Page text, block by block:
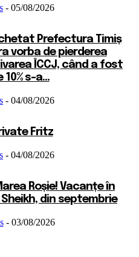
- 05/08/2026
Prefectura Timiș
vorba de pierderea
ÎCCJ, când a fost
s-a...
- 04/08/2026
Fritz
- 04/08/2026
Roșie! Vacanțe în
din septembrie
- 03/08/2026